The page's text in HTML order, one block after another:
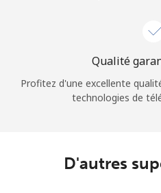
Qualité
Profitez d'une excellente
technologies de
D'autres